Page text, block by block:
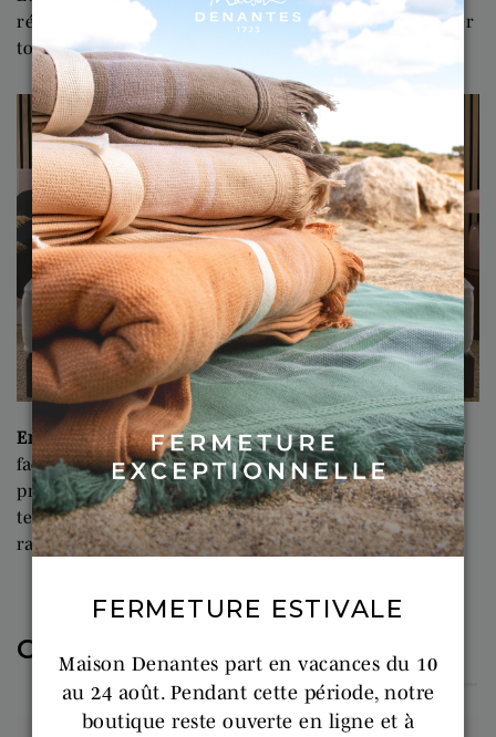
répartition du garnissage est parfaite pour envelopper
tout le corps.
Entretien facileLe lavage de la couette Lotus est ultra
facile. Habituellement entretenue par des laveries
professionnelles, elle résiste à des lavages à hautes
températures, jusqu’à 90°C. Pratique, elle sèche très
rapidement à l’air libre.
COMPLÉTEZ VOTRE PANIER
FERMETURE ESTIVALE
Maison Denantes part en vacances du 10
au 24 août. Pendant cette période, notre
boutique reste ouverte en ligne et à